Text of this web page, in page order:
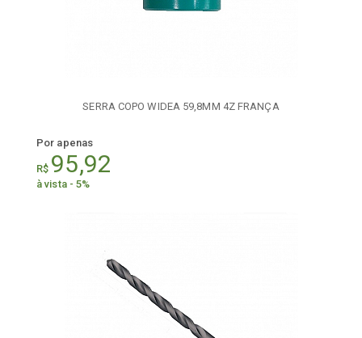
SERRA COPO WIDEA 59,8MM 4Z FRANÇA
Por apenas
R$ 95,92
à vista - 5%